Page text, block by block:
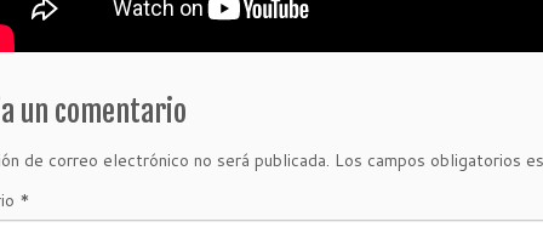
un comentario
de correo electrónico no será publicada. Los campos obligatorios
*